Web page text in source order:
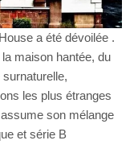
a été dévoilée .
maison hantée, du
les plus étranges
son mélange
et série B